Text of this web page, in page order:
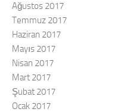
Ağustos 2017
Temmuz 2017
Haziran 2017
Mayıs 2017
Nisan 2017
Mart 2017
Şubat 2017
Ocak 2017